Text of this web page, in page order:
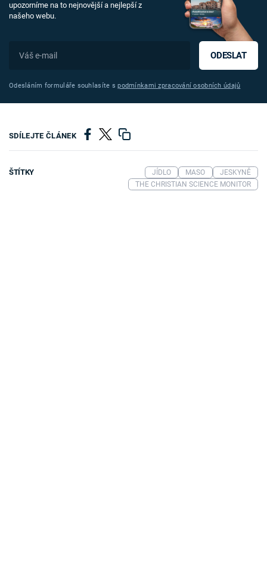
upozorníme na to nejnovější a nejlepší z
našeho webu.
ODESLAT
Odesláním formuláře souhlasíte spodmínkami zpracování osobních údajů
SDÍLEJTE ČLÁNEK
ŠTÍTKY JÍDLO MASO
JESKYNĚ
THE CHRISTIAN SCIENCE MONITOR